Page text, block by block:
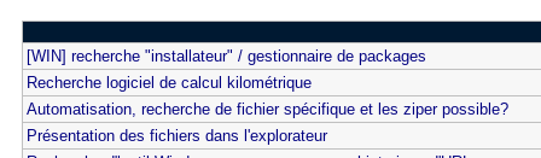
[WIN] recherche "installateur" / gestionnaire de packages
Recherche logiciel de calcul kilométrique
Automatisation, recherche de fichier spécifique et les ziper possible?
Présentation des fichiers dans l'explorateur